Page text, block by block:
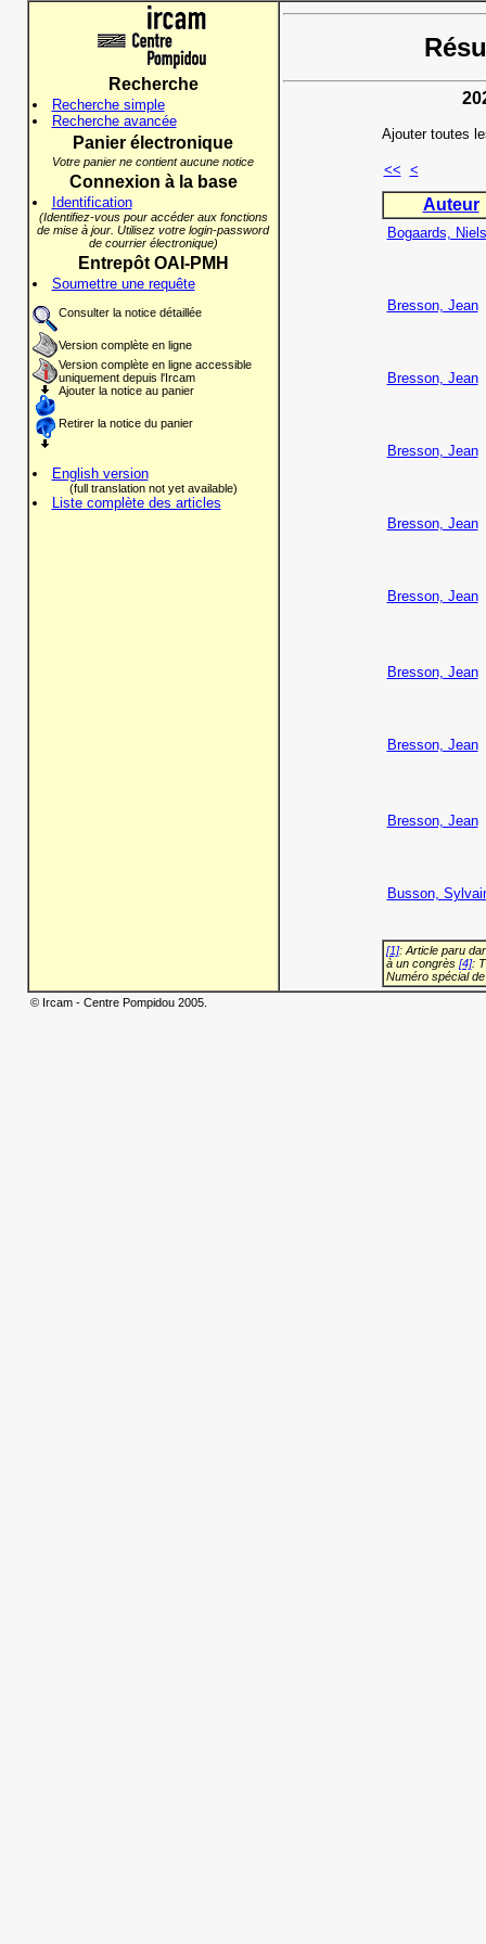
Recherche
Recherche simple
Recherche avancée
Panier électronique
Votre panier ne contient aucune notice
Connexion à la base
Identification
(Identifiez-vous pour accéder aux fonctions
de mise à jour. Utilisez votre login-password
de courrier électronique)
Entrepôt OAI-PMH
Soumettre une requête
Consulter la notice détaillée
Version complète en ligne
Version complète en ligne accessible
uniquement depuis l'Ircam
Ajouter la notice au panier
Retirer la notice du panier
English version
(full translation not yet available)
Liste complète des articles
Ajouter toutes
<< <
Auteur
Bogaards, Niels
Bresson, Jean
Bresson, Jean
Bresson, Jean
Bresson, Jean
Bresson, Jean
Bresson, Jean
Bresson, Jean
Bresson, Jean
Busson,
[1]: Article paru
à un congrès [4]:
Numéro spécial
© Ircam - Centre Pompidou 2005.